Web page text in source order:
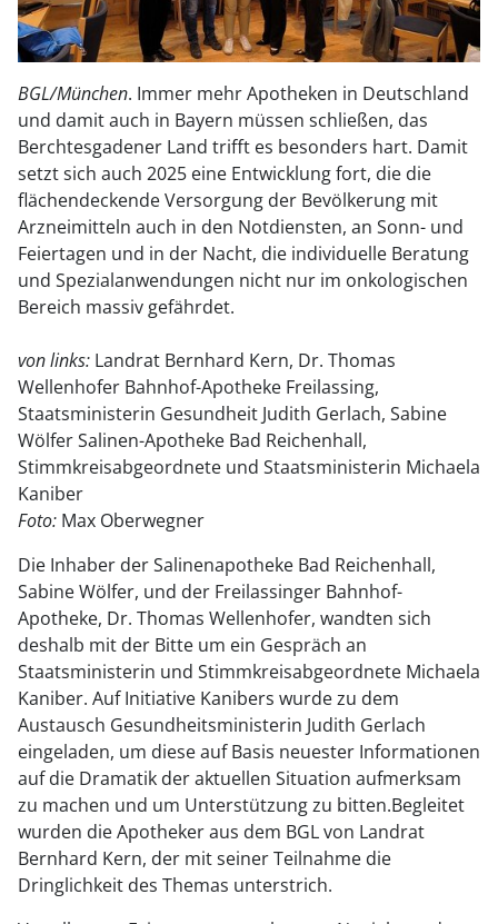
BGL/München. Immer mehr Apotheken in Deutschland
und damit auch in Bayern müssen schließen, das
Berchtesgadener Land trifft es besonders hart. Damit
setzt sich auch 2025 eine Entwicklung fort, die die
flächendeckende Versorgung der Bevölkerung mit
Arzneimitteln auch in den Notdiensten, an Sonn- und
Feiertagen und in der Nacht, die individuelle Beratung
und Spezialanwendungen nicht nur im onkologischen
Bereich massiv gefährdet.
von links: Landrat Bernhard Kern, Dr. Thomas
Wellenhofer Bahnhof-Apotheke Freilassing,
Staatsministerin Gesundheit Judith Gerlach, Sabine
Wölfer Salinen-Apotheke Bad Reichenhall,
Stimmkreisabgeordnete und Staatsministerin Michaela
Kaniber
Foto: Max Oberwegner
Die Inhaber der Salinenapotheke Bad Reichenhall,
Sabine Wölfer, und der Freilassinger Bahnhof-
Apotheke, Dr. Thomas Wellenhofer, wandten sich
deshalb mit der Bitte um ein Gespräch an
Staatsministerin und Stimmkreisabgeordnete Michaela
Kaniber. Auf Initiative Kanibers wurde zu dem
Austausch Gesundheitsministerin Judith Gerlach
eingeladen, um diese auf Basis neuester Informationen
auf die Dramatik der aktuellen Situation aufmerksam
zu machen und um Unterstützung zu bitten.Begleitet
wurden die Apotheker aus dem BGL von Landrat
Bernhard Kern, der mit seiner Teilnahme die
Dringlichkeit des Themas unterstrich.